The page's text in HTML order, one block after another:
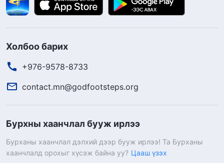
Холбоо барих
+976-9578-8733
contact.mn@godfootsteps.org
Бурхны хаанчлал бууж ирлээ
Бурханы хаанчлал дэлхий дээр бууж ирлээ! Та Бурханы
хаанчлалд орохыг хүсэж байна уу? Цааш үзэх